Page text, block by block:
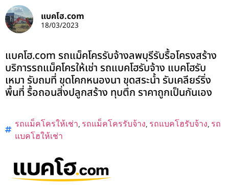
แบคโฮ.com
18/03/2023
แบคโฮ.com รถแม็คโครรับจ้างลพบุรีรับรื้อโครงสร้าง
บริการรถแม็คโครให้เช่า รถแบคโฮรับจ้าง แบคโฮรับ
เหมา รับถมที่ ขุดโคกหนองนา ขุดสระน้ำ รับเคลียร์ริ่ง
พื้นที่ รื้อถอนสิ่งปลูกสร้าง ทุบตึก ราคาถูกเป็นกันเอง
รถแม็คโครให้เช่า, รถแม็คโครรับจ้าง, รถแบคโฮรับจ้าง, รถ
แบคโฮให้เช่า